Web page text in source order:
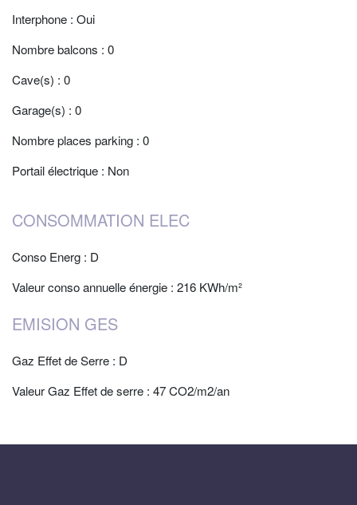
Interphone : Oui
Nombre balcons : 0
Cave(s) : 0
Garage(s) : 0
Nombre places parking : 0
Portail électrique : Non
CONSOMMATION ELEC
Conso Energ : D
Valeur conso annuelle énergie : 216 KWh/m²
EMISION GES
Gaz Effet de Serre : D
Valeur Gaz Effet de serre : 47 CO2/m2/an